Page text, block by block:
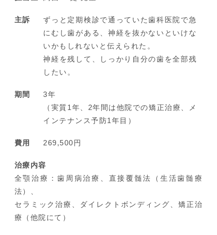
主訴
ずっと定期検診で通っていた歯科医院で急
にむし歯がある、神経を抜かないといけな
いかもしれないと伝えられた。
神経を残して、しっかり自分の歯を全部残
したい。
期間
3年
（実質1年、2年間は他院での矯正治療、メ
インテナンス予防1年目）
費用 269,500円
治療内容
全顎治療：歯周病治療、直接覆髄法（生活歯髄療
法）、
セラミック治療、ダイレクトボンディング、矯正治
療（他院にて）